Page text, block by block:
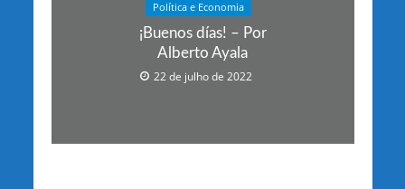
Política e Economia
¡Buenos días! – Por
Alberto Ayala
22 de julho de 2022